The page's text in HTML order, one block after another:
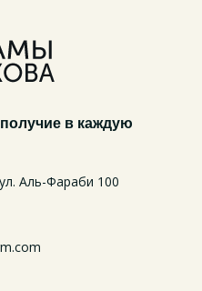
в каждую
Аль-Фараби 100